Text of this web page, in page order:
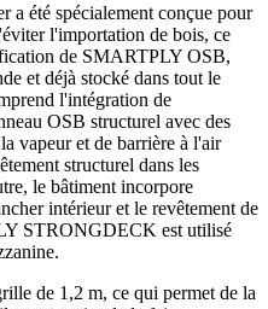
a été spécialement conçue pour
l'importation de bois, ce
de SMARTPLY OSB,
et déjà stocké dans tout le
l'intégration de
OSB structurel avec des
vapeur et de barrière à l'air
structurel dans les
le bâtiment incorpore
intérieur et le revêtement de
STRONGDECK est utilisé
de 1,2 m, ce qui permet de la